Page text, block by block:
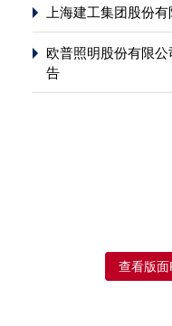
上海建工集团股份有
欧普照明股份有限
告
查看版面